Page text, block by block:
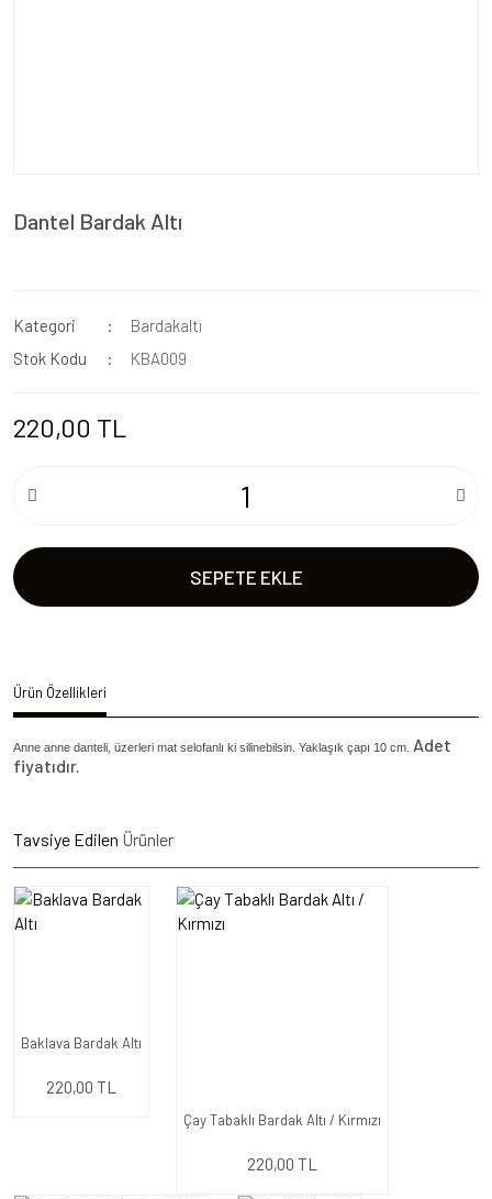
Dantel Bardak Altı
Kategori
Bardakaltı
Stok Kodu
KBA009
220,00 TL
SEPETE EKLE
Ürün Özellikleri
Anne anne danteli, üzerleri mat selofanlı ki silinebilsin. Yaklaşık çapı 10 cm. Adet
fiyatıdır.
Tavsiye Edilen Ürünler
Baklava Bardak Altı
220,00 TL
Çay Tabaklı Bardak Altı / Kırmızı
220,00 TL